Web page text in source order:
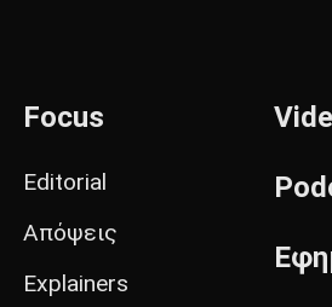
Focus
Editorial
Απόψεις
Explainers